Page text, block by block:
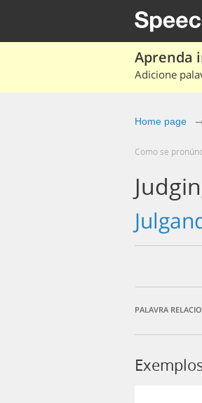
Aprenda
Adicione
Home page
Como se
PALAVRA